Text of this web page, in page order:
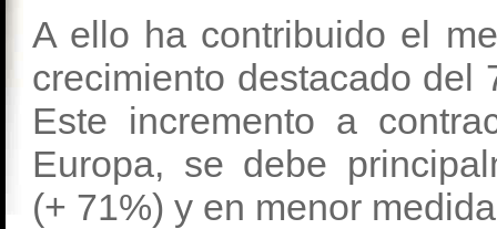
A ello ha contribuido el
crecimiento destacado del
Este incremento a
Europa, se debe
(+ 71%) y en menor